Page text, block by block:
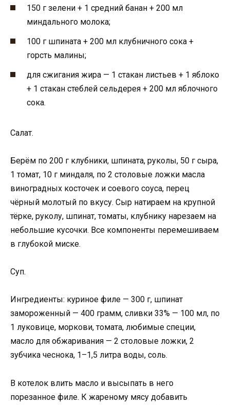
150 г зелени + 1 средний банан + 200 мл
миндального молока;
100 г шпината + 200 мл клубничного сока +
горсть малины;
для сжигания жира — 1 стакан листьев + 1 яблоко
+ 1 стакан стеблей сельдерея + 200 мл яблочного
сока.
Салат.
Берём по 200 г клубники, шпината, руколы, 50 г сыра,
1 томат, 10 г миндаля, по 2 столовые ложки масла
виноградных косточек и соевого соуса, перец
чёрный молотый по вкусу. Сыр натираем на крупной
тёрке, руколу, шпинат, томаты, клубнику нарезаем на
небольшие кусочки. Все компоненты перемешиваем
в глубокой миске.
Суп.
Ингредиенты: куриное филе — 300 г, шпинат
замороженный — 400 грамм, сливки 33% — 100 мл, по
1 луковице, моркови, томата, любимые специи,
масло для обжаривания — 2 столовые ложки, 2
зубчика чеснока, 1–1,5 литра воды, соль.
В котелок влить масло и высыпать в него
порезанное филе. К жареному мясу добавить